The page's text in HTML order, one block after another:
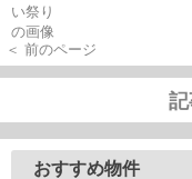
＜ 前のページ
おすすめ物件